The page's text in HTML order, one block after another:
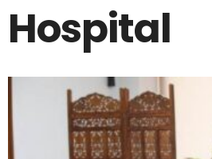
Hospital